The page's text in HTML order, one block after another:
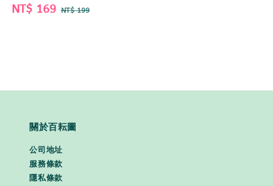
Sale
NT$ 169 Regular
NT$ 199
關於百耘圖
公司地址
服務條款
隱私條款